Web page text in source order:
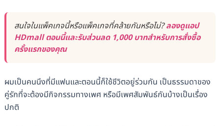
สนใจในแพ็คเกจนี้หรือแพ็คเกจที่คล้ายกันหรือไม่?ลองดูแอป
HDmall ตอนนี้และรับส่วนลด 1,000 บาทสำหรับการสั่งซื้อ
ครั้งแรกของคุณ
ผมเป็นคนนึงที่มีแฟนและตอนนี้ก็ใช้ชีวิตอยู่ร่วมกัน เป็นธรรมดาของ
คู่รักที่จะต้องมีกิจกรรมทางเพศ หรือมีเพศสัมพันธ์กันบ้างเป็นเรื่อง
ปกติ